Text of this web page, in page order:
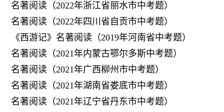
名著阅读（2022年浙江省丽水市中考题）
名著阅读（2022年四川省自贡市中考题）
《西游记》名著阅读（2019年河南省中考题）
名著阅读（2021年内蒙古鄂尔多斯中考题）
名著阅读（2021年广西柳州市中考题）
名著阅读（2021年湖南省娄底市中考题）
名著阅读（2021年辽宁省丹东市中考题）